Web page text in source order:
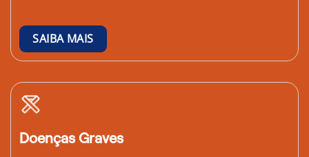
SAIBA MAIS
Doenças Graves